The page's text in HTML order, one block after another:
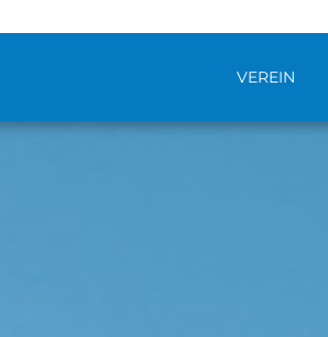
VEREIN